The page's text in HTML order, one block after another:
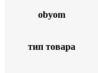
obyom
тип товара